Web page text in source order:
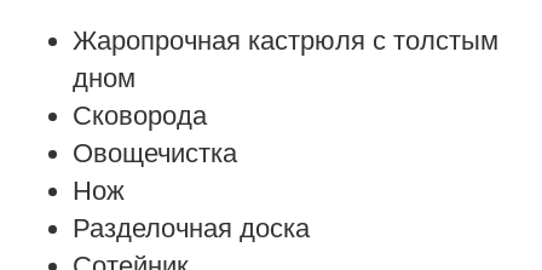
Жаропрочная кастрюля с толстым
дном
Сковорода
Овощечистка
Нож
Разделочная доска